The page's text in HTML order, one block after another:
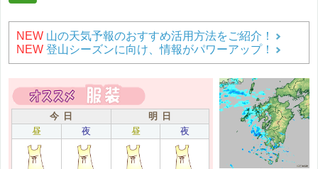
NEW 山の天気予報のおすすめ活用方法をご紹介！
NEW 登山シーズンに向け、情報がパワーアップ！
今 日
明 日
昼
夜 昼 夜